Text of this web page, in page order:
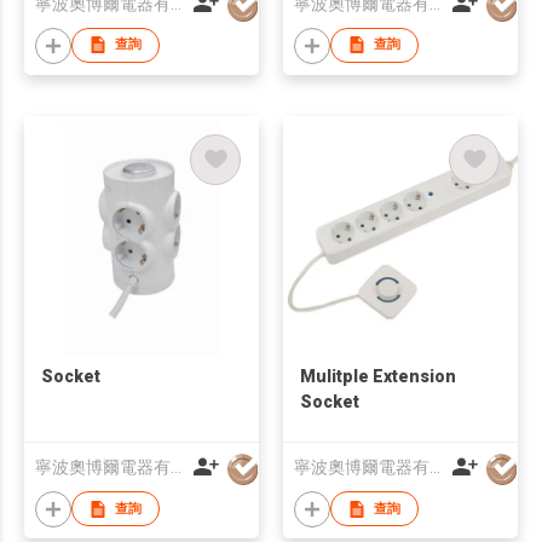
查詢 查詢
Socket
寧波奧博爾電器有限公司
查詢
Mulitple Extension
Socket
寧波奧博爾電器有限公司
查詢